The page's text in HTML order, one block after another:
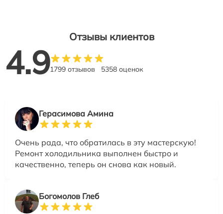
Отзывы клиентов
4.91799 отзывов 5358 оценок
Герасимова Амина
Очень рада, что обратилась в эту мастерскую!
Ремонт холодильника выполнен быстро и
качественно, теперь он снова как новый.
Богомолов Глеб